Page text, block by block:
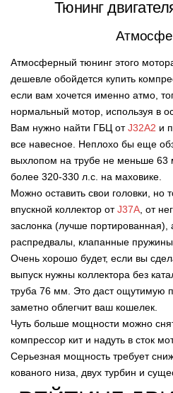
Тюнинг
Атмосферный тюнинг этого
дешевле обойдется купить
если вам хочется именно атмо,
нормальный мотор, используя в
Вам нужно найти ГБЦ отJ32A2 и
все навесное. Неплохо бы еще
выхлопом на трубе не меньше
более 320-330 л.с. на маховике.
Можно оставить свои головки, но
впускной коллектор отJ37A, от
заслонка (лучше портированная),
распредвалы, клапанные
Очень хорошо будет, если вы
выпуск нужны коллектора без
труба 76 мм. Это даст ощутимую
заметно облегчит ваш кошелек.
Чуть больше мощности можно
компрессор кит и надуть в сток
Серьезная мощность требует
кованого низа, двух турбин и